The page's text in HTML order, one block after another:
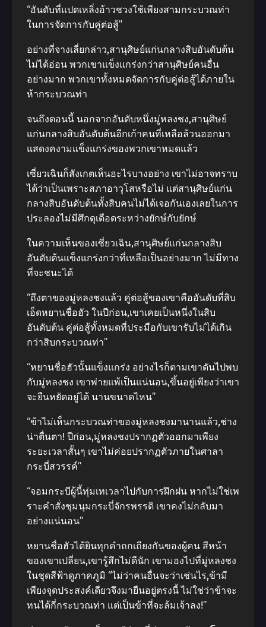
“อันดับที่แปดเหลิ่งอ้าวชวงใช้เพียงสามกระบวณท่า
ในการจัดการกับคู่ต่อสู้”
อย่างที่จางเลี่ยกล่าว,สานุศิษย์แก่นกลางสิบอันดับต้น
ไม่ได้อ่อน พวกเขาแข็งแกร่งกว่าสานุศิษย์คนอื่น
อย่างมาก พวกเขาทั้งหมดจัดการกับคู่ต่อสู้ได้ภายใน
ห้ากระบวณท่า
จนถึงตอนนี้ นอกจากอันดับหนึ่งมู่หลงชง,สานุศิษย์
แก่นกลางสิบอันดับต้นอีกเก้าคนที่เหลือล้วนออกมา
แสดงคงามแข็งแกร่งของพวกเขาหมดแล้ว
เซี่ยวเฉินก็สังเกตเห็นอะไรบางอย่าง เขาไม่อาจทราบ
ได้ว่าเป็นเพราะสภาอาวุโสหรือไม่ แต่สานุศิษย์แก่น
กลางสิบอันดับต้นทั้งสิบคนไม่ได้เจอกันเองเลยในการ
ประลองไม่มีศึกดุเดือดระหว่างยักษ์กับยักษ์
ในความเห็นของเซี่ยวเฉิน,สานุศิษย์แก่นกลางสิบ
อันดับต้นแข็งแกร่งกว่าที่เหลือเป็นอย่างมาก ไม่มีทาง
ที่จะชนะได้
“ถึงตาของมู่หลงชงแล้ว คู่ต่อสู้ของเขาคืออันดับที่สิบ
เอ็ดหยานชื่อฮัว ในปีก่อน,เขาเคยเป็นหนึ่งในสิบ
อันดับต้น คู่ต่อสู้ทั้งหมดที่ประมือกับเขารับไม่ได้เกิน
กว่าสิบกระบวณท่า”
“หยานชื่อฮัวนั้นแข็งแกร่ง อย่างไรก็ตามเขาดันไปพบ
กับมู่หลงชง เขาพ่ายแพ้เป็นแน่นอน,ขึ้นอยู่เพียงว่าเขา
จะยืนหยัดอยู่ได้ นานขนาดไหน”
“ข้าไม่เห็นกระบวณท่าของมู่หลงชงมานานแล้ว,ช่าง
น่าตื่นตา! ปีก่อน,มู่หลงชงปรากฏตัวออกมาเพียง
ระยะเวลาสั้นๆ เขาไม่ค่อยปรากฏตัวภายในศาลา
กระบี่สวรรค์”
“จอมกระบีผู้นี้ทุ่มเทเวลาไปกับการฝึกฝน หากไม่ใช่เพ
ราะคําสั่งชุมนุมกระบี่จักรพรรดิ เขาคงไม่กลับมา
อย่างแน่นอน”
หยานชื่อฮัวได้ยินทุกคําถกเถียงกันของผู้คน สีหน้า
ของเขาเปลี่ยน,เขารู้สึกไม่ดีนัก เขามองไปที่มู่หลงชง
ในชุดสีฟ้าดูภาคภูมิ “ไม่ว่าคนอื่นจะว่าเช่นไร,ข้ามี
เพียงจุดประสงค์เดียวจึงมายืนอยู่ตรงนี้ ไม่ใช่ว่าข้าจะ
ทนได้กี่กระบวณท่า แต่เป็นข้าที่จะล้มเจ้าลง!”